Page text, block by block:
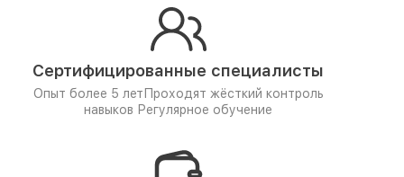
Сертифицированные специалисты
Опыт более 5 лет Проходят жёсткий контроль
навыков Регулярное обучение